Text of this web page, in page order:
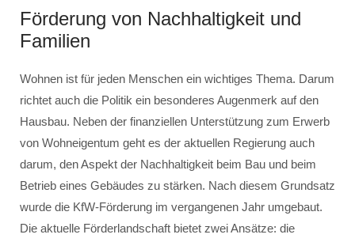
Förderung von Nachhaltigkeit und
Familien
Wohnen ist für jeden Menschen ein wichtiges Thema. Darum
richtet auch die Politik ein besonderes Augenmerk auf den
Hausbau. Neben der finanziellen Unterstützung zum Erwerb
von Wohneigentum geht es der aktuellen Regierung auch
darum, den Aspekt der Nachhaltigkeit beim Bau und beim
Betrieb eines Gebäudes zu stärken. Nach diesem Grundsatz
wurde die KfW-Förderung im vergangenen Jahr umgebaut.
Die aktuelle Förderlandschaft bietet zwei Ansätze: die